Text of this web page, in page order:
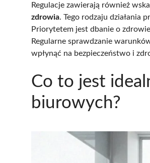
Regulacje zawierają również
zdrowia. Tego rodzaju działania
Priorytetem jest dbanie o
Regularne sprawdzanie
wpłynąć na bezpieczeństwo i
Co to jest
biurowych?